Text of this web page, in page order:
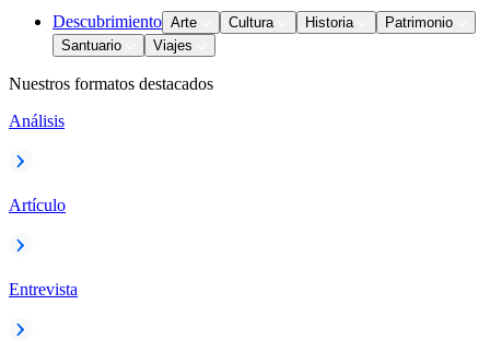
Descubrimiento Arte Cultura Historia
Patrimonio
Santuario
Viajes
Nuestros formatos destacados
Análisis
Artículo
Entrevista